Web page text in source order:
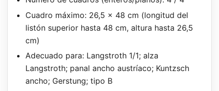
Cuadro máximo: 26,5 x 48 cm (longitud del
listón superior hasta 48 cm, altura hasta 26,5
cm)
Adecuado para: Langstroth 1/1; alza
Langstroth; panal ancho austríaco; Kuntzsch
ancho; Gerstung; tipo B